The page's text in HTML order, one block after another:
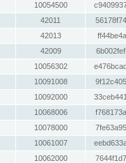
10054500
42011
42013
42009
10056302
10091008
10092000
10068006
10078000
10061007
10062000